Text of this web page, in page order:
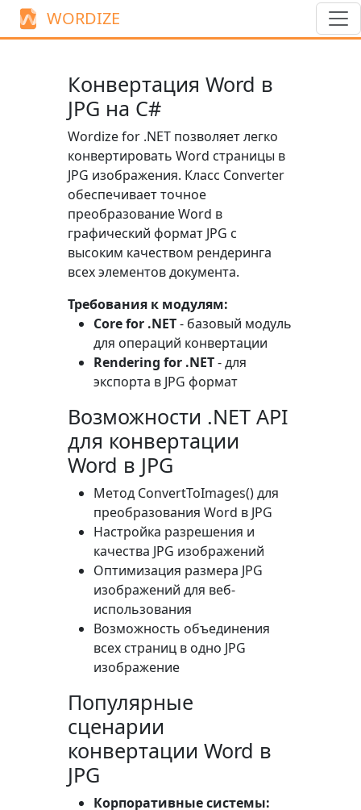
WORDIZE
Конвертация Word в
JPG на C#
Wordize for .NET позволяет легко
конвертировать Word страницы в
JPG изображения. Класс Converter
обеспечивает точное
преобразование Word в
графический формат JPG с
высоким качеством рендеринга
всех элементов документа.
Требования к модулям:
Core for .NET- базовый модуль
для операций конвертации
Rendering for .NET- для
экспорта в JPG формат
Возможности .NET API
для конвертации
Word в JPG
Метод ConvertToImages()для
преобразования Word в JPG
Настройка разрешения и
качества JPG изображений
Оптимизация размера JPG
изображений для веб-
использования
Возможность объединения
всех страниц в одно JPG
изображение
Популярные
сценарии
конвертации Word в
JPG
Корпоративные системы: